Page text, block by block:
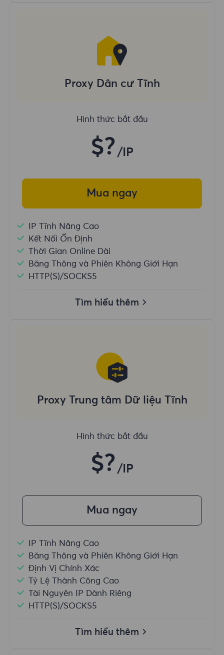
Proxy Dân cư Tĩnh
Hình thức bắt đầu
$? /IP
Mua ngay
IP Tĩnh Nâng Cao
Kết Nối Ổn Định
Thời Gian Online Dài
Băng Thông và Phiên Không Giới Hạn
HTTP(S)/SOCKS5
Tìm hiểu thêm
Proxy Trung tâm Dữ liệu Tĩnh
Hình thức bắt đầu
$? /IP
Mua ngay
IP Tĩnh Nâng Cao
Băng Thông và Phiên Không Giới Hạn
Định Vị Chính Xác
Tỷ Lệ Thành Công Cao
Tài Nguyên IP Dành Riêng
HTTP(S)/SOCKS5
Tìm hiểu thêm